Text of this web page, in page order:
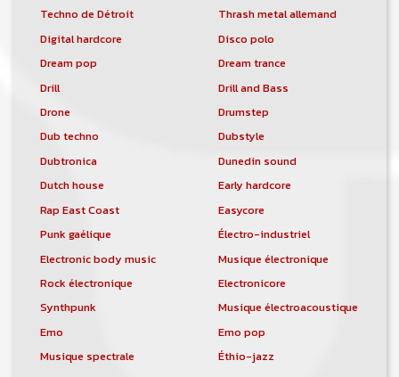
Techno de Détroit
Thrash metal allemand
Digital hardcore
Disco polo
Dream pop
Dream trance
Drill
Drill and Bass
Drone
Drumstep
Dub techno
Dubstyle
Dubtronica
Dunedin sound
Dutch house
Early hardcore
Rap East Coast
Easycore
Punk gaélique
Électro-industriel
Electronic body music
Musique électronique
Rock électronique
Electronicore
Synthpunk
Musique électroacoustique
Emo
Emo pop
Musique spectrale
Éthio-jazz